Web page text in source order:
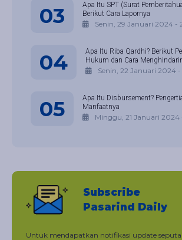
03
Apa Itu SPT (Surat
Berikut Cara Lapornya
Senin, 29 Januari 2024 -
04
Apa Itu Riba Qardhi? Berikut
Hukum dan Cara
Senin, 22 Januari 2024 -
05
Apa Itu Disbursement?
Manfaatnya
Minggu, 21 Januari 2024
Subscribe
Pasarind Daily
Untuk mendapatkan notifikasi update